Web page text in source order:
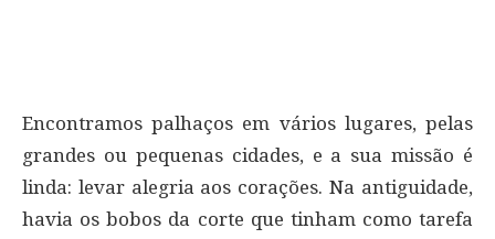
Encontramos palhaços em vários lugares, pelas
grandes ou pequenas cidades, e a sua missão é
linda: levar alegria aos corações. Na antiguidade,
havia os bobos da corte que tinham como tarefa